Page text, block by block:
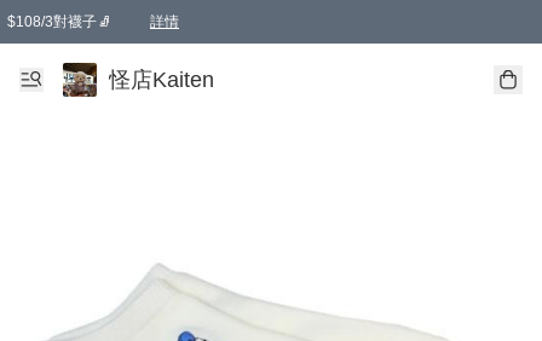
$108/3對襪子🧦 詳情
卡通傘☂️2把8折
購物滿 HKD 650.00即享免運費優惠！（適用於 本地送貨、本地取貨 )
怪店Kaiten